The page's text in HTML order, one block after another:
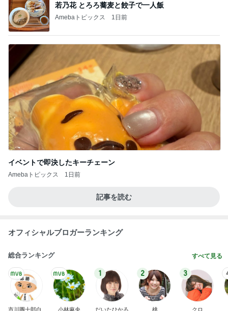
若乃花 とろろ蕎麦と餃子で一人飯
Amebaトピックス 1日前
イベントで即決したキーチェーン
Amebaトピックス 1日前
記事を読む
オフィシャルブロガーランキング
総合ランキング すべて見る
市川團十郎白
小林麻央
1
だいたひかる
2
桃
3
クロ